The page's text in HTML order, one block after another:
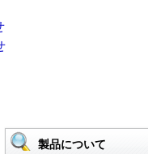
製品について